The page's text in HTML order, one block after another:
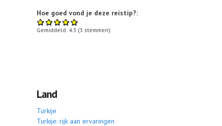
Hoe goed vond je deze reistip?:
Gemiddeld: 4.3 (3 stemmen)
Land
Turkije
Turkije: rijk aan ervaringen